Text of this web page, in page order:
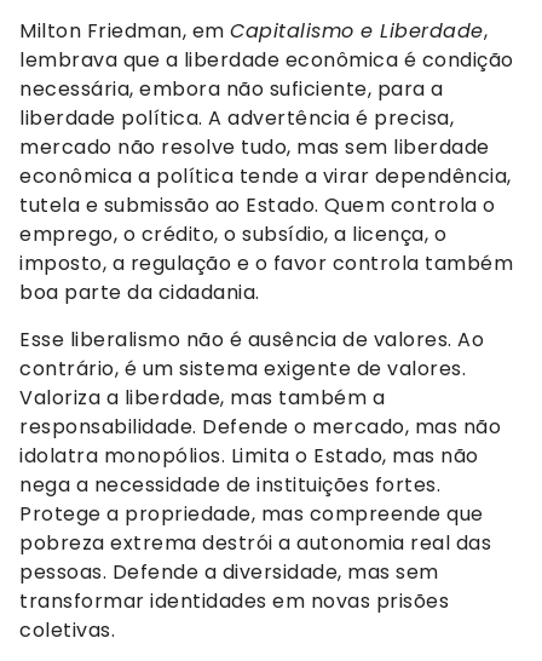
Milton Friedman, em Capitalismo e Liberdade,
lembrava que a liberdade econômica é condição
necessária, embora não suficiente, para a
liberdade política. A advertência é precisa,
mercado não resolve tudo, mas sem liberdade
econômica a política tende a virar dependência,
tutela e submissão ao Estado. Quem controla o
emprego, o crédito, o subsídio, a licença, o
imposto, a regulação e o favor controla também
boa parte da cidadania.
Esse liberalismo não é ausência de valores. Ao
contrário, é um sistema exigente de valores.
Valoriza a liberdade, mas também a
responsabilidade. Defende o mercado, mas não
idolatra monopólios. Limita o Estado, mas não
nega a necessidade de instituições fortes.
Protege a propriedade, mas compreende que
pobreza extrema destrói a autonomia real das
pessoas. Defende a diversidade, mas sem
transformar identidades em novas prisões
coletivas.